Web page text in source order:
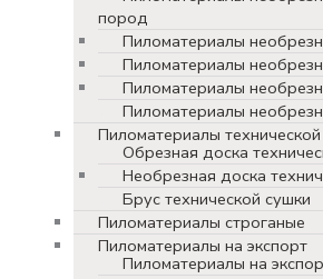
пород
Пиломатериалы
Пиломатериалы
Пиломатериалы
Пиломатериалы
Пиломатериалы
Обрезная доска
Необрезная доска
Брус технической сушки
Пиломатериалы строганые
Пиломатериалы на экспорт
Пиломатериалы на